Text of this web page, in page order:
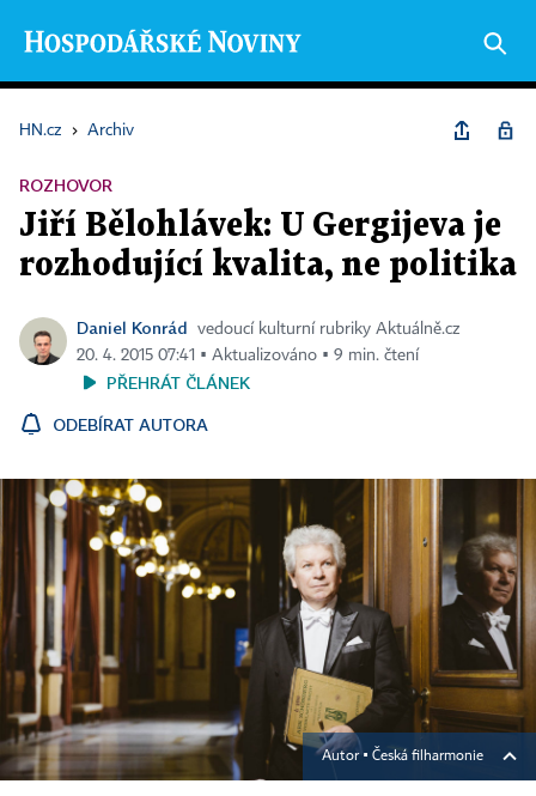
HN.cz › Archiv
ROZHOVOR
Jiří Bělohlávek: U Gergijeva je
rozhodující kvalita, ne politika
Daniel Konrád
vedoucí kulturní rubriky Aktuálně.cz
20. 4. 2015 07:41 ▪ Aktualizováno ▪ 9 min. čtení
PŘEHRÁT ČLÁNEK
ODEBÍRAT AUTORA
Autor ▪ Česká filharmonie